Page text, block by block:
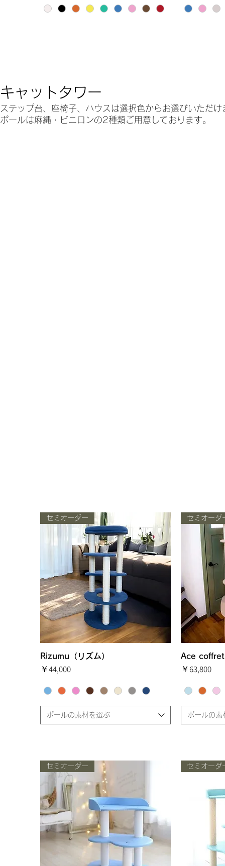
キャットタワー
ステップ台、座椅子、ハウスは選択色からお選びいただけ
ポールは麻縄・ビニロンの2種類ご用意しております。
クイックビュー
セミオーダー
Rizumu（リズム）
価格
￥44,000
ポールの素材を選ぶ
セミオーダ
Ace coffret
価格
￥63,800
ポールの素
セミオーダー セミオーダ